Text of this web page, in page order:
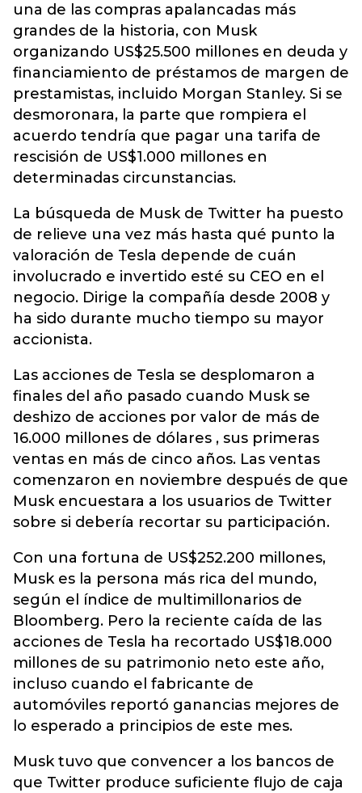
una de las compras apalancadas más
grandes de la historia, con Musk
organizando US$25.500 millones en deuda y
financiamiento de préstamos de margen de
prestamistas, incluido Morgan Stanley. Si se
desmoronara, la parte que rompiera el
acuerdo tendría que pagar una tarifa de
rescisión de US$1.000 millones en
determinadas circunstancias.
La búsqueda de Musk de Twitter ha puesto
de relieve una vez más hasta qué punto la
valoración de Tesla depende de cuán
involucrado e invertido esté su CEO en el
negocio. Dirige la compañía desde 2008 y
ha sido durante mucho tiempo su mayor
accionista.
Las acciones de Tesla se desplomaron a
finales del año pasado cuando Musk se
deshizo de acciones por valor de más de
16.000 millones de dólares , sus primeras
ventas en más de cinco años. Las ventas
comenzaron en noviembre después de que
Musk encuestara a los usuarios de Twitter
sobre si debería recortar su participación.
Con una fortuna de US$252.200 millones,
Musk es la persona más rica del mundo,
según el índice de multimillonarios de
Bloomberg. Pero la reciente caída de las
acciones de Tesla ha recortado US$18.000
millones de su patrimonio neto este año,
incluso cuando el fabricante de
automóviles reportó ganancias mejores de
lo esperado a principios de este mes.
Musk tuvo que convencer a los bancos de
que Twitter produce suficiente flujo de caja